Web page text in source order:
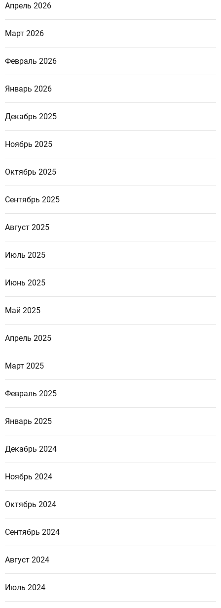
Апрель 2026
Март 2026
Февраль 2026
Январь 2026
Декабрь 2025
Ноябрь 2025
Октябрь 2025
Сентябрь 2025
Август 2025
Июль 2025
Июнь 2025
Май 2025
Апрель 2025
Март 2025
Февраль 2025
Январь 2025
Декабрь 2024
Ноябрь 2024
Октябрь 2024
Сентябрь 2024
Август 2024
Июль 2024